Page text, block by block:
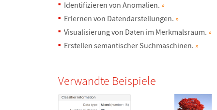
Identifizieren von Anomalien. »
Erlernen von Datendarstellungen. »
Visualisierung von Daten im Merkmalsraum. »
Erstellen semantischer Suchmaschinen. »
Verwandte Beispiele